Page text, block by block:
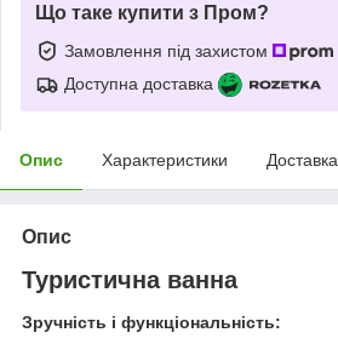
Що таке купити з Пром?
Замовлення під захистом
Доступна доставка
Опис Характеристики Доставка
Опис
Туристична ванна
Зручність і функціональність: